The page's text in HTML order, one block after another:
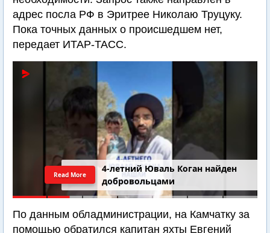
адрес посла РФ в Эритрее Николаю Труцуку.
Пока точных данных о происшедшем нет,
передает ИТАР-ТАСС.
4-летний Юваль Коган найден
добровольцами
Read More
По данным обладминистрации, на Камчатку за
помощью обратился капитан яхты Евгений